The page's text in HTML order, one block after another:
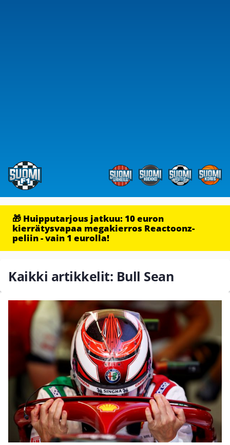
🎁 Huipputarjous jatkuu: 10 euron
kierrätysvapaa megakierros Reactoonz-
peliin - vain 1 eurolla!
Kaikki artikkelit: Bull Sean